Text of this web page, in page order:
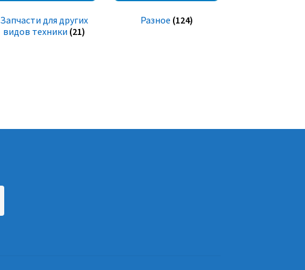
Запчасти для других
видов техники (21)
Разное (124)